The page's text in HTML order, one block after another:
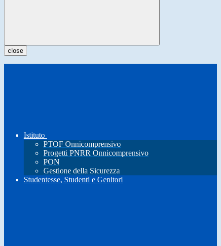
close
Istituto
PTOF Onnicomprensivo
Progetti PNRR Onnicomprensivo
PON
Gestione della Sicurezza
Studentesse, Studenti e Genitori